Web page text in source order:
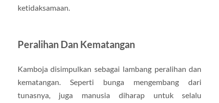
ketidaksamaan.
Peralihan Dan Kematangan
Kamboja disimpulkan sebagai lambang peralihan dan
kematangan. Seperti bunga mengembang dari
tunasnya, juga manusia diharap untuk selalu